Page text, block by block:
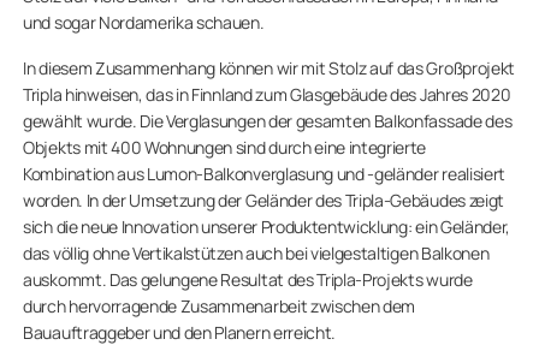
und sogar Nordamerika schauen.
In diesem Zusammenhang können wir mit Stolz auf das Großprojekt
Tripla hinweisen, das in Finnland zum Glasgebäude des Jahres 2020
gewählt wurde. Die Verglasungen der gesamten Balkonfassade des
Objekts mit 400 Wohnungen sind durch eine integrierte
Kombination aus Lumon-Balkonverglasung und -geländer realisiert
worden. In der Umsetzung der Geländer des Tripla-Gebäudes zeigt
sich die neue Innovation unserer Produktentwicklung: ein Geländer,
das völlig ohne Vertikalstützen auch bei vielgestaltigen Balkonen
auskommt. Das gelungene Resultat des Tripla-Projekts wurde
durch hervorragende Zusammenarbeit zwischen dem
Bauauftraggeber und den Planern erreicht.